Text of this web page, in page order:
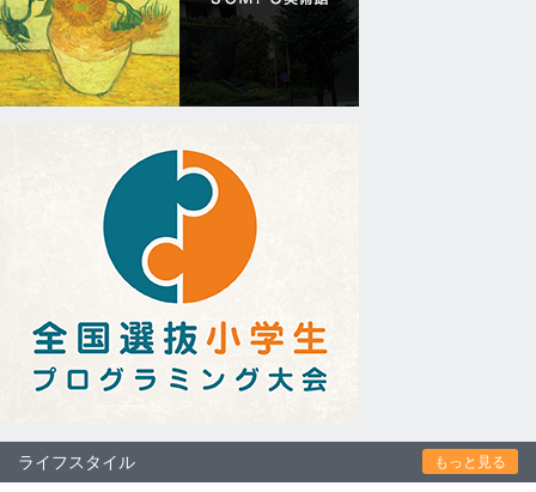
ライフスタイル もっと見る